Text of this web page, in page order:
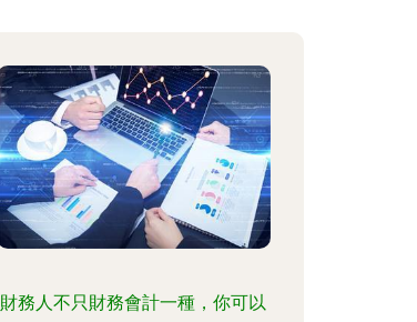
財務人不只財務會計一種，你可以